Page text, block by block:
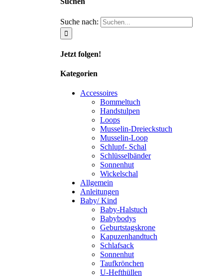
Suche nach:
Jetzt folgen!
Kategorien
Accessoires
Bommeltuch
Handstulpen
Loops
Musselin-Dreieckstuch
Musselin-Loop
Schlupf- Schal
Schlüsselbänder
Sonnenhut
Wickelschal
Allgemein
Anleitungen
Baby/ Kind
Baby-Halstuch
Babybodys
Geburtstagskrone
Kapuzenhandtuch
Schlafsack
Sonnenhut
Taufkrönchen
U-Hefthüllen